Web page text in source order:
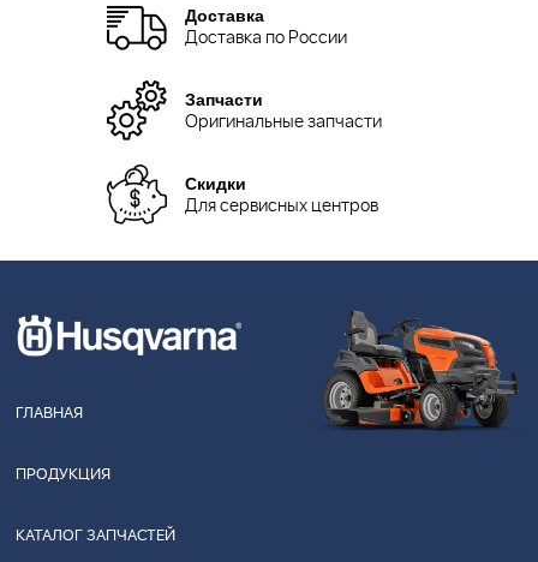
Доставка
Доставка по России
Запчасти
Оригинальные запчасти
Скидки
Для сервисных центров
ГЛАВНАЯ
ПРОДУКЦИЯ
КАТАЛОГ ЗАПЧАСТЕЙ